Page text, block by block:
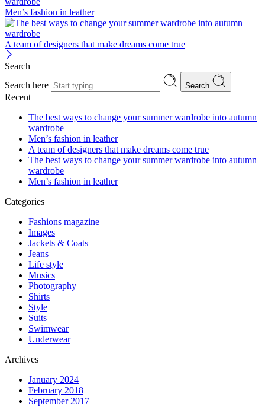
Men’s fashion in leather
A team of designers that make dreams come true
Search
Search here
Search
Recent
The best ways to change your summer wardrobe into autumn
wardrobe
Men’s fashion in leather
A team of designers that make dreams come true
The best ways to change your summer wardrobe into autumn
wardrobe
Men’s fashion in leather
Categories
Fashions magazine
Images
Jackets & Coats
Jeans
Life style
Musics
Photography
Shirts
Style
Suits
Swimwear
Underwear
Archives
January 2024
February 2018
September 2017